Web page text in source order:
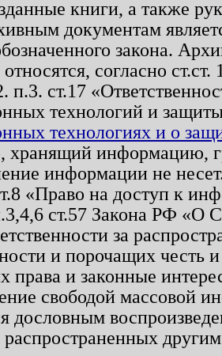
книги, а также
документам
закона.
согласно
п.3. ст.17
технологий и
технологиях и о
информацию,
информации не
«Право на доступ к
ст.57 Закона РФ «О
за
и порочащих честь
и законные
свободой массовой
дословным